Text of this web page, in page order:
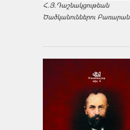
Հ.Յ.Դաշնակցութեան
Ծածկանուններու Բառարան